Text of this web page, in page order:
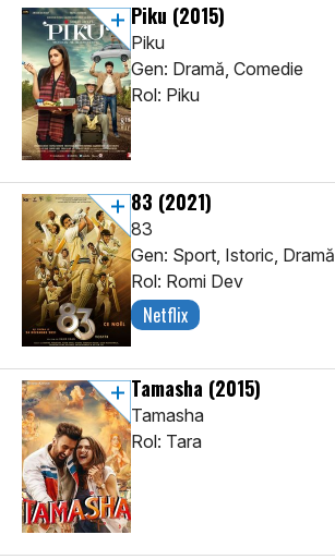
Piku (2015)
Piku
Gen: Dramă, Comedie
Rol: Piku
83 (2021)
83
Gen: Sport, Istoric, Dramă
Rol: Romi Dev
Netflix
Tamasha (2015)
Tamasha
Rol: Tara